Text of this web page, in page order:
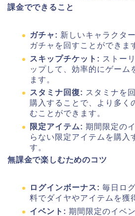
課金でできること
ガチャ: 新しいキャラクタ
ガチャを回すことができま
スキップチケット: ストー
ップして、効率的にゲーム
ます。
スタミナ回復: スタミナを
購入することで、より多く
むことができます。
限定アイテム: 期間限定の
らない限定アイテムを購入
す。
無課金で楽しむためのコツ
ログインボーナス: 毎日ロ
料でダイヤやアイテムを獲
イベント: 期間限定のイベ